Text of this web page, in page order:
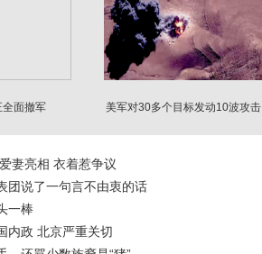
全面撤军 美军对30多个目标发动10波攻击
妻亮相 衣着惹争议
团说了一句言不由衷的话
一棒
内政 北京严重关切